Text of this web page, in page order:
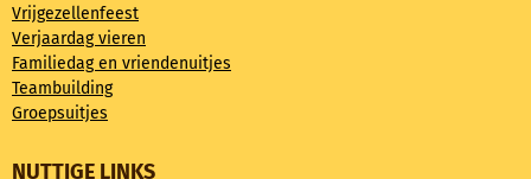
Vrijgezellenfeest
Verjaardag vieren
Familiedag en vriendenuitjes
Teambuilding
Groepsuitjes
NUTTIGE LINKS